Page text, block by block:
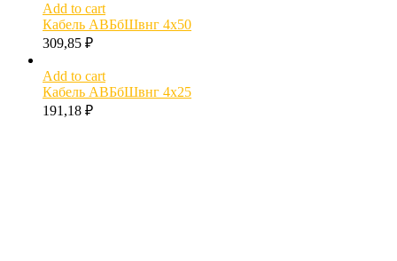
Add to cart
Кабель АВБбШвнг 4х50
309,85 ₽
Add to cart
Кабель АВБбШвнг 4х25
191,18 ₽